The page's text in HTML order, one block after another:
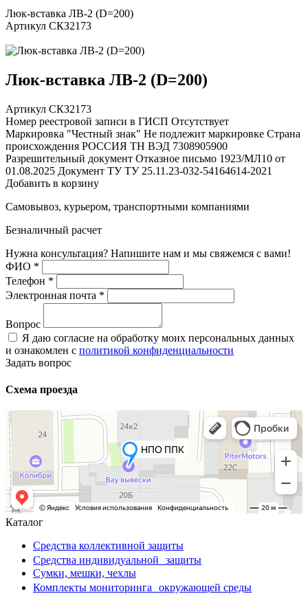
Люк-вставка ЛВ-2 (D=200)
Артикул СКЗ2173
Люк-вставка ЛВ-2 (D=200)
Артикул СКЗ2173
Номер реестровой записи в ГИСП Отсутствует
Маркировка "Честный знак" Не подлежит маркировке Страна
происхождения РОССИЯ ТН ВЭД 7308905900
Разрешительный документ Отказное письмо 1923/МЛ10 от
01.08.2025 Документ ТУ ТУ 25.11.23-032-54164614-2021
Добавить в корзину
Самовывоз, курьером, транспортными компаниями
Безналичный расчет
Нужна консультация? Напишите нам и мы свяжемся с вами!
ФИО *
Телефон *
Электронная почта *
Вопрос
Я даю согласие на обработку моих персональных данных
и ознакомлен с политикой конфиденциальности
Задать вопрос
Схема проезда
Каталог
Средства коллективной защиты
Средства индивидуальной защиты
Сумки, мешки, чехлы
Комплекты мониторинга окружающей среды